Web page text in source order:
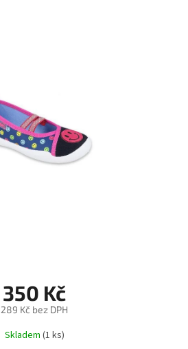
350 Kč
289 Kč bez DPH
Měrná
cena:
Skladem (1 ks)